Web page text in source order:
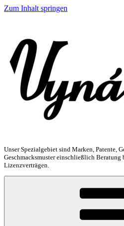
Zum Inhalt springen
Unser Spezialgebiet sind Marken, Patente,
Geschmacksmuster einschließlich
Lizenzverträgen.